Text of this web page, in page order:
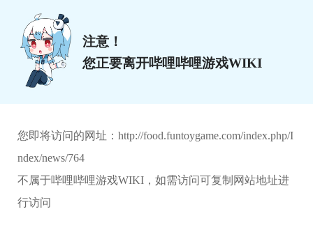
注意！
您正要离开哔哩哔哩游戏WIKI
您即将访问的网址： http://food.funtoygame.com/index.php/I
ndex/news/764
不属于哔哩哔哩游戏WIKI，如需访问可复制网站地址进
行访问